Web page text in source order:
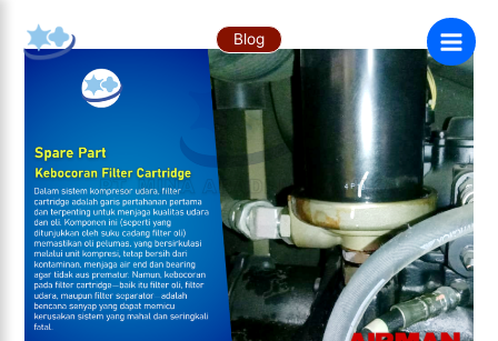
content
Blog
Main
navigation